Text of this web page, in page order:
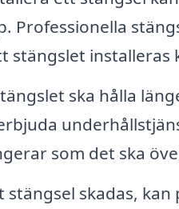
Professionella
stängslet installeras
ska hålla
som det ska
stängsel skadas,